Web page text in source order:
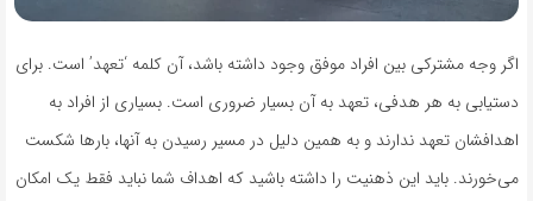
اگر وجه مشترکی بین افراد موفق وجود داشته باشد، آن کلمه ‘تعهد’ است. برای
دستیابی به هر هدفی، تعهد به آن بسیار ضروری است. بسیاری از افراد به
اهدافشان تعهد ندارند و به همین دلیل در مسیر رسیدن به آنها، بارها شکست
می‌خورند. باید این ذهنیت را داشته باشید که اهداف شما نباید فقط یک امکان